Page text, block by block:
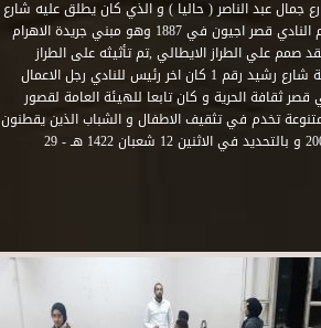
عبد الناصر ( حاليا ) و الذي كان يطلق عليه شارع
رشيد – فؤاد الاول – ثم طريق الحرية. وقد بني امام النادي قصر اجيون في 1887 وهو مبني جريدة الاهرام
علي الطراز الايطالي ,تم تأثيثه على الطراز
الفرنسي نابوليون الثالث .هذا النادي يقع في نهاية شارع رشيد رقم 1 كان اخر رئيس للنادي رجل الاعمال
عام 1962 تم تحويله الي قصر ثقافة الحرية و كان تابعا للهيئة العامة لقصور
تخدم في تثقيف الاطفال و الشباب الذين يقطنون
هذه المنطقة من مدينة الاسكندرية . و في عام 2001 و بالتحديد في الاثنين 12 شعبان 1422 هـ - 29